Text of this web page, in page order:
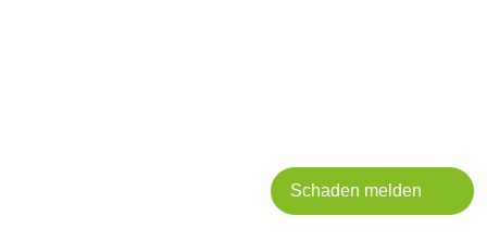
Schaden melden